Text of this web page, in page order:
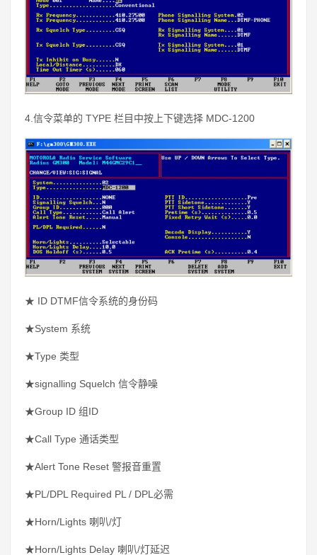
4.信令菜单的 TYPE 栏目中按上下键选择 MDC-1200
★ ID DTMF信令系统的身份码
★System 系统
★Type 类型
★signalling Squelch 信令静噪
★Group ID 组ID
★Call Type 通话类型
★Alert Tone Reset 警报音重置
★PL/DPL Required PL / DPL必需
★Horn/Lights 喇叭/灯
★Horn/Lights Delay 喇叭/灯延迟